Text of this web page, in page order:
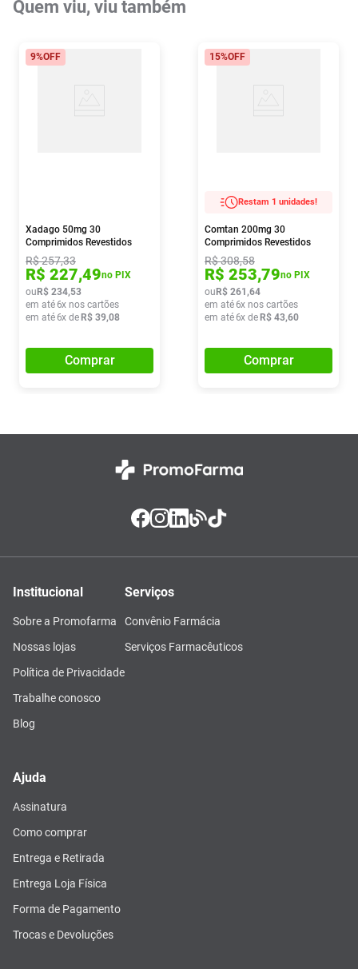
Quem viu, viu também
9%OFF
Xadago 50mg 30
Comprimidos Revestidos
R$257,33
R$ 227,49no PIX
ou R$ 234,53
em até6x nos cartões
em até6x de R$ 39,08
Comprar
15%OFF
Restam 1 unidades!
Comtan 200mg 30
Comprimidos Revestidos
R$308,58
R$ 253,79no PIX
ou R$ 261 ,64
em até6x nos cartões
em até6x de R$ 43,60
Comprar
Institucional
Sobre a Promofarma
Nossas lojas
Política de Privacidade
Trabalhe conosco
Blog
Serviços
Convênio Farmácia
Serviços Farmacêuticos
Ajuda
Assinatura
Como comprar
Entrega e Retirada
Entrega Loja Física
Forma de Pagamento
Trocas e Devoluções